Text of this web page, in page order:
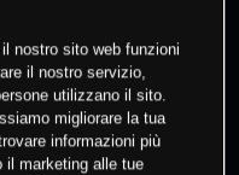
nostro sito web funzioni
il nostro servizio,
utilizzano il sito.
migliorare la tua
informazioni più
il marketing alle tue